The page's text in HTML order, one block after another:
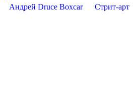
Андрей Druce Boxcar
Стрит-арт